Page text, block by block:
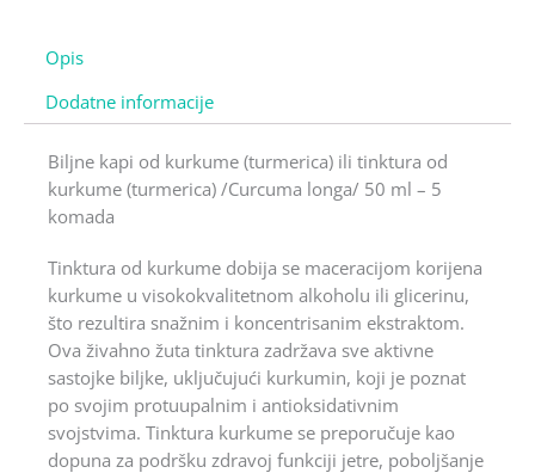
Opis
Dodatne informacije
Biljne kapi od kurkume (turmerica) ili tinktura od
kurkume (turmerica) /Curcuma longa/ 50 ml – 5
komada
Tinktura od kurkume dobija se maceracijom korijena
kurkume u visokokvalitetnom alkoholu ili glicerinu,
što rezultira snažnim i koncentrisanim ekstraktom.
Ova živahno žuta tinktura zadržava sve aktivne
sastojke biljke, uključujući kurkumin, koji je poznat
po svojim protuupalnim i antioksidativnim
svojstvima. Tinktura kurkume se preporučuje kao
dopuna za podršku zdravoj funkciji jetre, poboljšanje